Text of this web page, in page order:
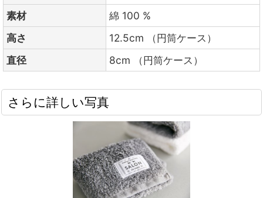
素材
綿 100 %
高さ
12.5cm （円筒ケース）
直径
8cm （円筒ケース）
さらに詳しい写真